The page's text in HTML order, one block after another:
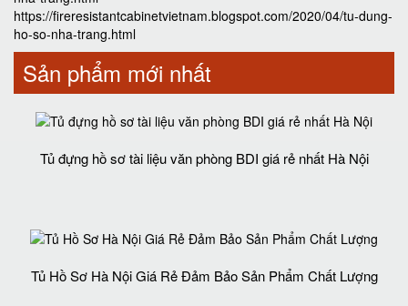
https://fireresistantcabinetvietnam.blogspot.com/2020/04/tu-dung-
ho-so-nha-trang.html
Sản phẩm mới nhất
Tủ đựng hồ sơ tài liệu văn phòng BDI giá rẻ nhất Hà Nội
Tủ Hồ Sơ Hà Nội Giá Rẻ Đảm Bảo Sản Phẩm Chất Lượng‎